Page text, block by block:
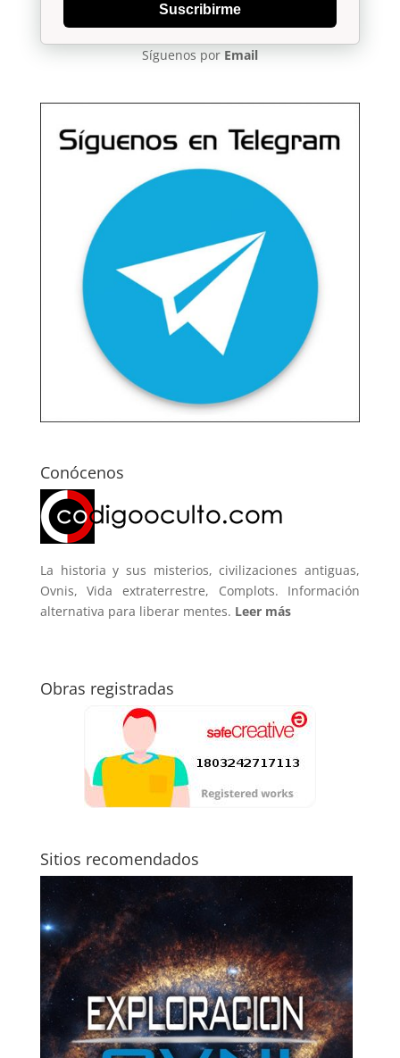
Suscribirme
Síguenos por Email
Conócenos
La historia y sus misterios, civilizaciones antiguas,
Ovnis, Vida extraterrestre, Complots. Información
alternativa para liberar mentes. Leer más
Obras registradas
Sitios recomendados